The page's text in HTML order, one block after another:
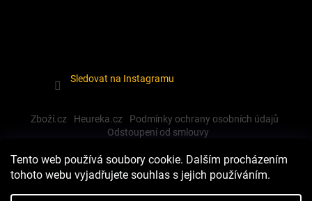
Tento web používá soubory cookie. Dalším procházením
tohoto webu vyjadřujete souhlas s jejich používáním.
Sledovat na Instagramu
Zboží.cz Heureka.cz
Podmínky ochrany osobních údajů
Odstoupení od smlouvy